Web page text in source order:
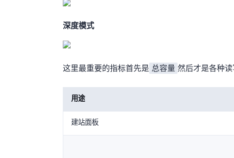
深度模式
这里最重要的指标首先是 总容量 然后才是各种IO
用途
建站/WordPress/面板